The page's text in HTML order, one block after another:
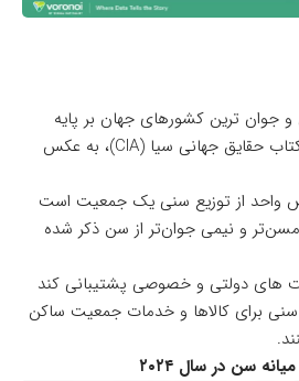
و جوان ترین کشورهای جهان بر پایه
CIA)، به عکس
از توزیع سنی یک جمعیت است
و نیمی جوان‌تر از سن ذکر شده
های دولتی و خصوصی پشتیبانی کند
برای کالاها و خدمات جمعیت ساکن
سن ​​در سال ۲۰۲۴